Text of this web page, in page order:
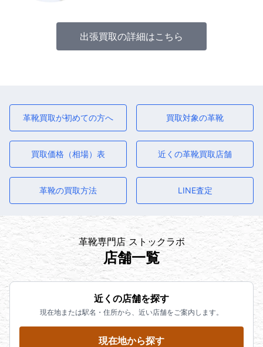
出張買取の詳細はこちら
革靴買取が初めての方へ 買取対象の革靴
買取価格（相場）表 近くの革靴買取店舗
革靴の買取方法 LINE査定
革靴専門店 ストックラボ
店舗一覧
近くの店舗を探す
現在地または駅名・住所から、近い店舗をご案内します。
現在地から探す